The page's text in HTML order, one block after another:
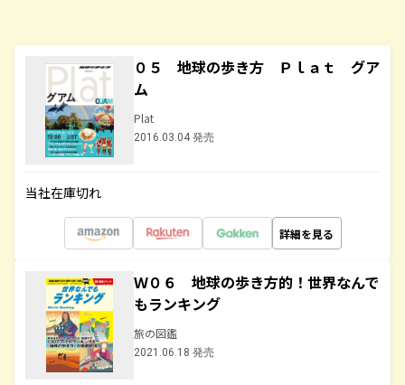
０５ 地球の歩き方 Ｐｌａｔ グア
ム
Plat
2016.03.04 発売
当社在庫切れ
詳細を見る
Ｗ０６ 地球の歩き方的！世界なんで
もランキング
旅の図鑑
2021.06.18 発売